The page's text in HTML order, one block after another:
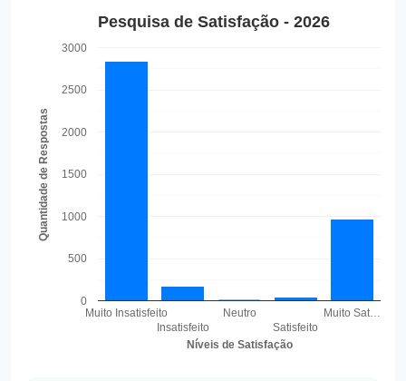
Pesquisa de Satisfação - 2026
Muito Insatisfeito
Insatisfeito
Neutro
Satisfeito
Muito Sat…
0
500
1000
1500
2000
2500
3000
Níveis de Satisfação
Quantidade de Respostas